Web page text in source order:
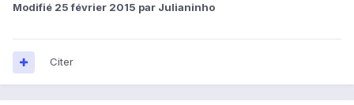
Modifié 25 février 2015 par Julianinho
Citer